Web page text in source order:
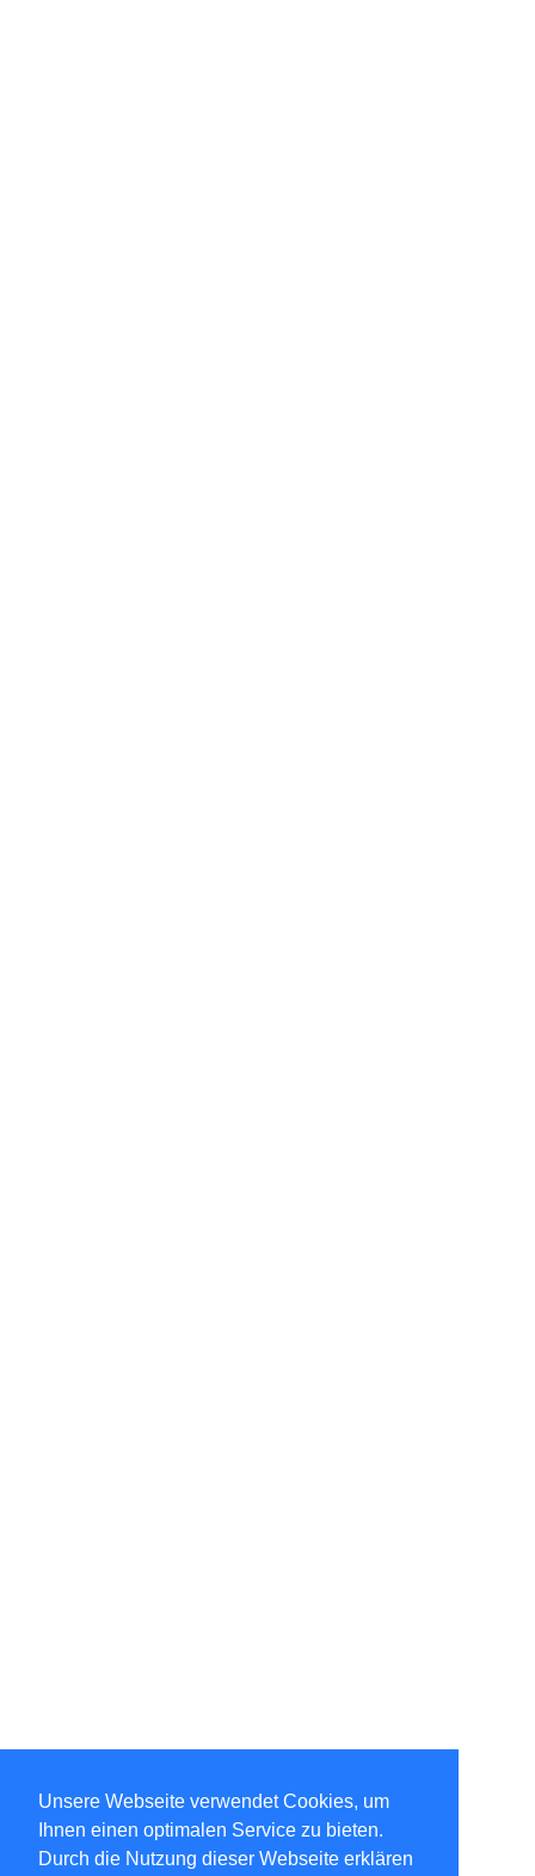
Unsere Webseite verwendet Cookies, um
Ihnen einen optimalen Service zu bieten.
Durch die Nutzung dieser Webseite erklären